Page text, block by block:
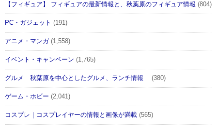
【フィギュア】 フィギュアの最新情報と、秋葉原のフィギュア情報 (804)
PC・ガジェット (191)
アニメ・マンガ(1,558)
イベント・キャンペーン (1,765)
グルメ 秋葉原を中心としたグルメ、ランチ情報 (380)
ゲーム・ホビー (2,041)
コスプレ｜コスプレイヤーの情報と画像が満載 (565)